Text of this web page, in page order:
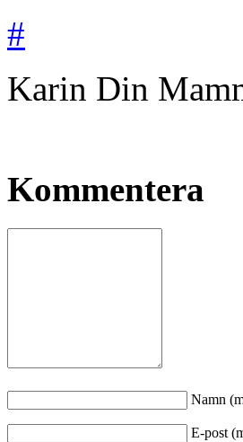
#
Karin Din
Kommentera
Namn
E-post